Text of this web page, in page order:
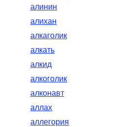
алинин
алихан
алкаголик
алкать
алкид
алкоголик
алконавт
аллах
аллегория